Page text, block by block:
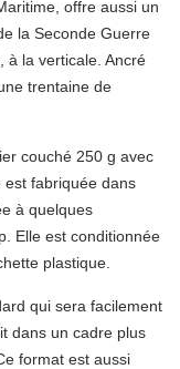
offre aussi un
la Seconde Guerre
à la verticale. Ancré
trentaine de
couché 250 g avec
est fabriquée dans
à quelques
Elle est conditionnée
plastique.
qui sera facilement
dans un cadre plus
format est aussi